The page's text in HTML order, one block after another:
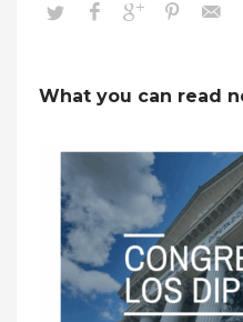
What you can read